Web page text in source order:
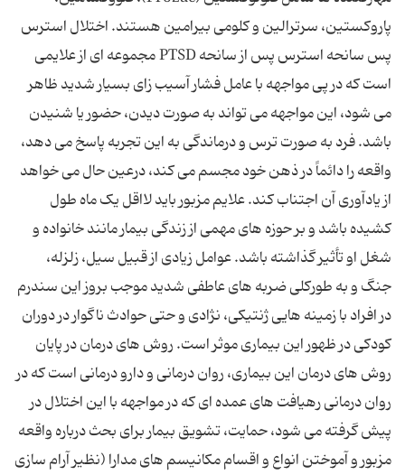
پاروکستین، سرترالین و کلومی بیرامین هستند. اختلال استرس
پس سانحه استرس پس از سانحه PTSD مجموعه‌ ای از علایمی
است که در پی مواجهه با عامل فشار آسیب ‌زای بسیار شدید ظاهر
می ‌شود، این مواجهه می ‌تواند به صورت دیدن، حضور یا شنیدن
باشد. فرد به صورت ترس و درماندگی به این تجربه پاسخ می‌ دهد،
واقعه را دائماً در ذهن خود مجسم می‌ کند، درعین حال می‌ خواهد
از یادآوری آن اجتناب کند. علایم مزبور باید لااقل یک ماه طول
کشیده باشد و بر حوزه ‌های مهمی از زندگی بیمار مانند خانواده و
شغل او تأثیر گذاشته باشد. عوامل زیادی از قبیل سیل، زلزله،
جنگ و به طورکلی ضربه‌ های عاطفی شدید موجب بروز این سندرم
در افراد با زمینه‌ هایی ژنتیکی، نژادی و حتی حوادث ناگوار در دوران
کودکی در ظهور این بیماری موثر است. روش ‌های درمان در پایان
روش ‌های درمان این بیماری، روان درمانی و دارو درمانی است که در
روان درمانی رهیافت ‌های عمده ‌ای که در مواجهه با این اختلال در
پیش گرفته می‌ شود، حمایت، تشویق بیمار برای بحث درباره واقعه
مزبور و آموختن انواع و اقسام مکانیسم‌ های مدارا (نظیر آرام سازی